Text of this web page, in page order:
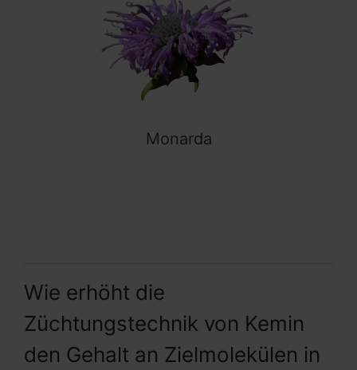
Monarda
Wie erhöht die
Züchtungstechnik von Kemin
den Gehalt an Zielmolekülen in